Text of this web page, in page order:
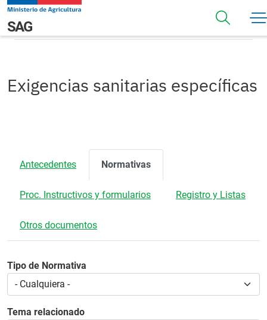
Pasar al contenido principal
Navegación principal
SAGNormativas
Exigencias sanitarias específicas
Antecedentes Normativas
Proc. Instructivos y formularios Registro y Listas
Otros documentos
Tipo de Normativa
Tema relacionado